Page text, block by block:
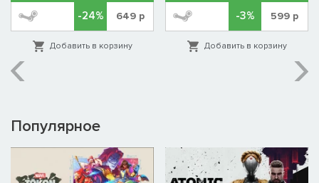
-24% 649р
Добавить в корзину
-3% 599 р
Добавить в корзину
Популярное